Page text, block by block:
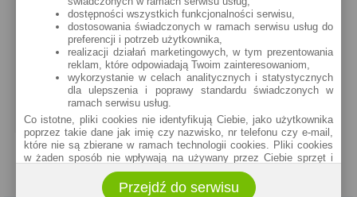
nieaktualny, ponieważ Visa Bonus dostępna...
Karta kredytowa z nagrodą do 300 zł do Biedronki
albo Allegro - kto skorzysta?
Santander Bank Polska proponuje kolejną ciekawą
promocję dla klientów zainteresowanych ofertą kart
kredytowych RRSO 22,98%. Tym razem chodzi o kody
dostępności wszystkich funkcjonalności serwisu,
dostosowania świadczonych w ramach serwisu usług do
preferencji i potrzeb użytkownika,
realizacji działań marketingowych, w tym prezentowania
reklam, które odpowiadają Twoim zainteresowaniom,
wykorzystanie w celach analitycznych i statystycznych
dla ulepszenia i poprawy standardu świadczonych w
ramach serwisu usług.
Co istotne, pliki cookies nie identyfikują Ciebie, jako użytkownika
poprzez takie dane jak imię czy nazwisko, nr telefonu czy e-mail,
które nie są zbierane w ramach technologii cookies. Pliki cookies
w żaden sposób nie wpływają na używany przez Ciebie sprzęt i
Zakres wykorzystywania plików cookies możliwy jest do
Przejdź do serwisu